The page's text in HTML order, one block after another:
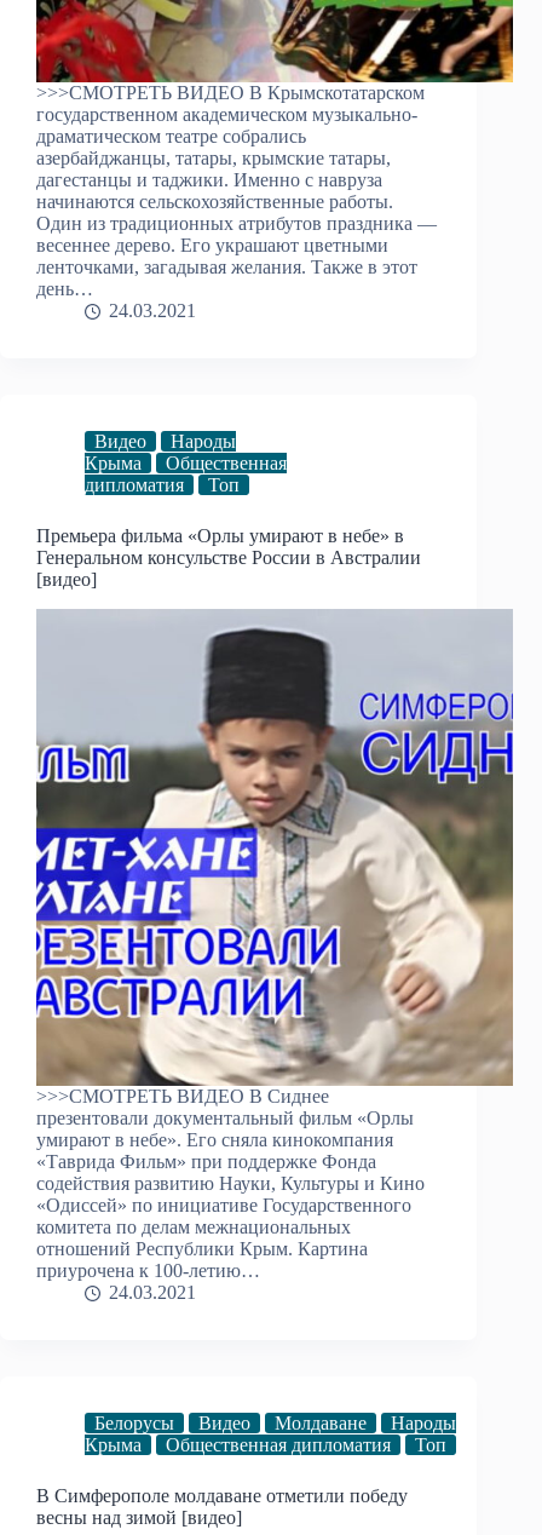
>>>СМОТРЕТЬ ВИДЕО В Крымскотатарском
государственном академическом музыкально-
драматическом театре собрались
азербайджанцы, татары, крымские татары,
дагестанцы и таджики. Именно с навруза
начинаются сельскохозяйственные работы.
Один из традиционных атрибутов праздника —
весеннее дерево. Его украшают цветными
ленточками, загадывая желания. Также в этот
день…
24.03.2021
Видео
Народы
Крыма
Общественная
дипломатия
Топ
Премьера фильма «Орлы умирают в небе» в
Генеральном консульстве России в Австралии
[видео]
>>>СМОТРЕТЬ ВИДЕО В Сиднее
презентовали документальный фильм «Орлы
умирают в небе». Его сняла кинокомпания
«Таврида Фильм» при поддержке Фонда
содействия развитию Науки, Культуры и Кино
«Одиссей» по инициативе Государственного
комитета по делам межнациональных
отношений Республики Крым. Картина
приурочена к 100-летию…
24.03.2021
Белорусы Видео Молдаване
Народы
Крыма
Общественная дипломатия Топ
В Симферополе молдаване отметили победу
весны над зимой [видео]